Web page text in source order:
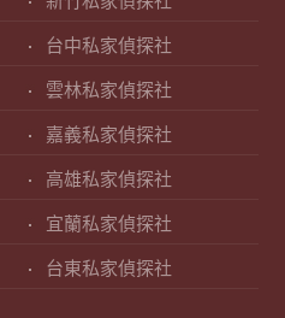
台中私家偵探社
雲林私家偵探社
嘉義私家偵探社
高雄私家偵探社
宜蘭私家偵探社
台東私家偵探社